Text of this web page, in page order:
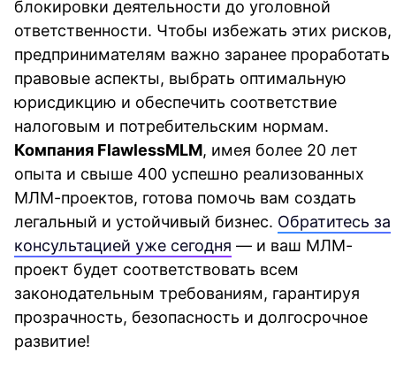
блокировки деятельности до уголовной
ответственности. Чтобы избежать этих рисков,
предпринимателям важно заранее проработать
правовые аспекты, выбрать оптимальную
юрисдикцию и обеспечить соответствие
налоговым и потребительским нормам.
Компания FlawlessMLM, имея более 20 лет
опыта и свыше 400 успешно реализованных
МЛМ-проектов, готова помочь вам создать
легальный и устойчивый бизнес. Обратитесь за
консультацией уже сегодня — и ваш МЛМ-
проект будет соответствовать всем
законодательным требованиям, гарантируя
прозрачность, безопасность и долгосрочное
развитие!